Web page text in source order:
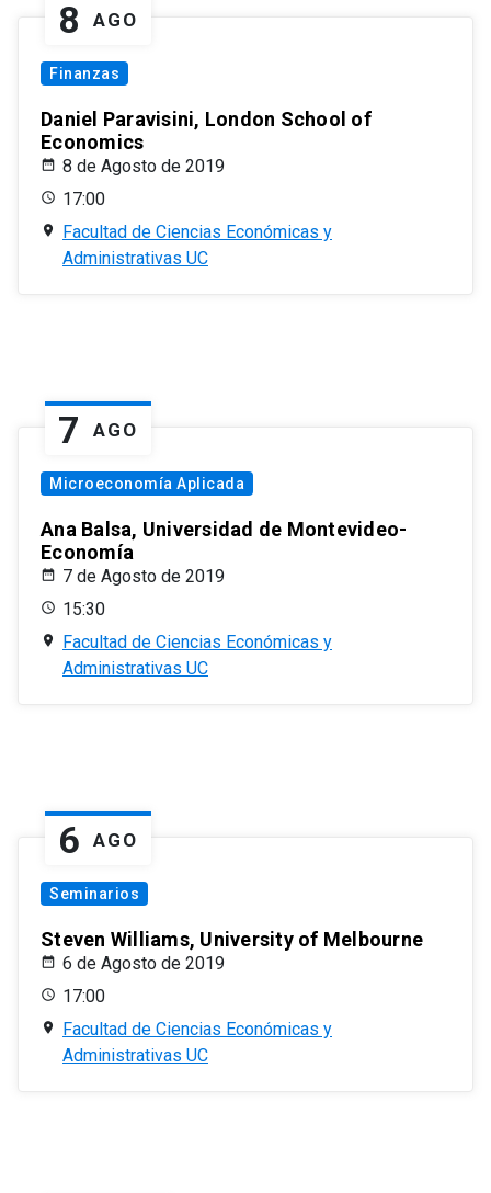
8 AGO
Finanzas
Daniel Paravisini, London School of
Economics
8 de Agosto de 2019
17:00
Facultad de Ciencias Económicas y
Administrativas UC
7 AGO
Microeconomía Aplicada
Ana Balsa, Universidad de Montevideo-
Economía
7 de Agosto de 2019
15:30
Facultad de Ciencias Económicas y
Administrativas UC
6 AGO
Seminarios
Steven Williams, University of Melbourne
6 de Agosto de 2019
17:00
Facultad de Ciencias Económicas y
Administrativas UC